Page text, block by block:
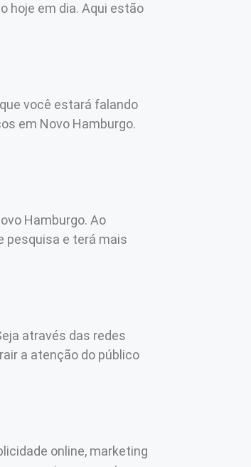
hoje em dia. Aqui estão
você estará falando
em Novo Hamburgo.
Hamburgo. Ao
pesquisa e terá mais
através das redes
a atenção do público
online, marketing